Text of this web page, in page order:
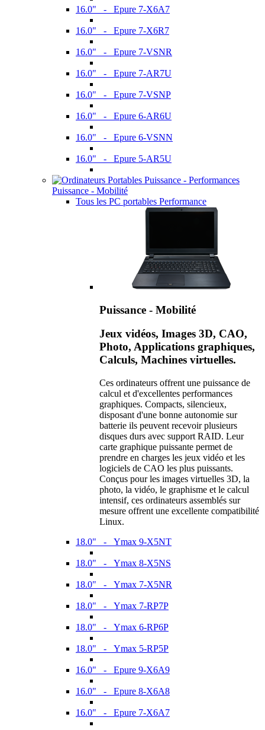
16.0" - Epure 7-X6A7
16.0" - Epure 7-X6R7
16.0" - Epure 7-VSNR
16.0" - Epure 7-AR7U
16.0" - Epure 7-VSNP
16.0" - Epure 6-AR6U
16.0" - Epure 6-VSNN
16.0" - Epure 5-AR5U
Puissance - Mobilité
Tous les PC portables Performance
Puissance - Mobilité
Jeux vidéos, Images 3D, CAO,
Photo, Applications graphiques,
Calculs, Machines virtuelles.
Ces ordinateurs offrent une puissance de
calcul et d'excellentes performances
graphiques. Compacts, silencieux,
disposant d'une bonne autonomie sur
batterie ils peuvent recevoir plusieurs
disques durs avec support RAID. Leur
carte graphique puissante permet de
prendre en charges les jeux vidéo et les
logiciels de CAO les plus puissants.
Conçus pour les images virtuelles 3D, la
photo, la vidéo, le graphisme et le calcul
intensif, ces ordinateurs assemblés sur
mesure offrent une excellente compatibilité
Linux.
18.0" - Ymax 9-X5NT
18.0" - Ymax 8-X5NS
18.0" - Ymax 7-X5NR
18.0" - Ymax 7-RP7P
18.0" - Ymax 6-RP6P
18.0" - Ymax 5-RP5P
16.0" - Epure 9-X6A9
16.0" - Epure 8-X6A8
16.0" - Epure 7-X6A7